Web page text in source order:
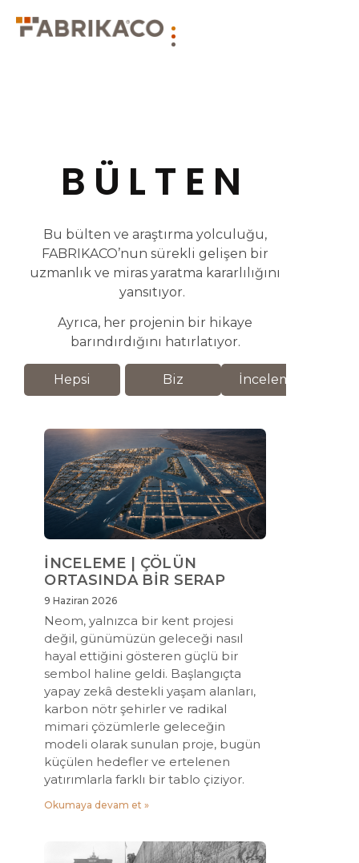
BÜLTEN
Bu bülten ve araştırma yolculuğu,
FABRIKACO’nun sürekli gelişen bir
uzmanlık ve miras yaratma kararlılığını
yansıtıyor.
Ayrıca, her projenin bir hikaye
barındırdığını hatırlatıyor.
Hepsi Biz İnceleme
İNCELEME | ÇÖLÜN
ORTASINDA BİR SERAP
9 Haziran 2026
Neom, yalnızca bir kent projesi
değil, günümüzün geleceği nasıl
hayal ettiğini gösteren güçlü bir
sembol haline geldi. Başlangıçta
yapay zekâ destekli yaşam alanları,
karbon nötr şehirler ve radikal
mimari çözümlerle geleceğin
modeli olarak sunulan proje, bugün
küçülen hedefler ve ertelenen
yatırımlarla farklı bir tablo çiziyor.
Okumaya devam et »